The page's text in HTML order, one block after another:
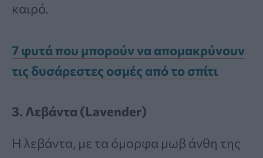
καιρό.
7 φυτά που μπορούν να απομακρύνουν
τις δυσάρεστες οσμές από το σπίτι
3. Λεβάντα (Lavender)
Η λεβάντα, με τα όμορφα μωβ άνθη της